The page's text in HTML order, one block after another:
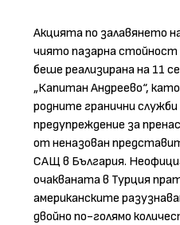
Акцията по залавянето
чиято пазарна стойност
беше реализирана на 11
„Капитан Андреево“,
родните гранични служби
предупреждение за
от неназован
САЩ в България.
очакваната в Турция
американските
двойно по-голямо